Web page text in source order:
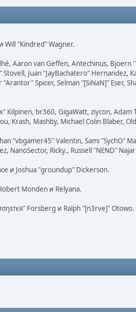
Will "Kindred" Wagner.
Aaron van Geffen, Antechinus,
Stovell, Juan "JayBachatero"
Spicer, Selman "[SiNaN]" Eser,
br360, GigaWatt, ziycon, Adam
Krash, Mashby, Michael Colin Blaber,
"vbgamer45" Valentin, Sami "SychO"
NanoSector, Ricky., Russell "NEND"
и Joshua "groundup" Dickerson.
Monden и Relyana.
Forsberg и Ralph "[n3rve]" Otowo.